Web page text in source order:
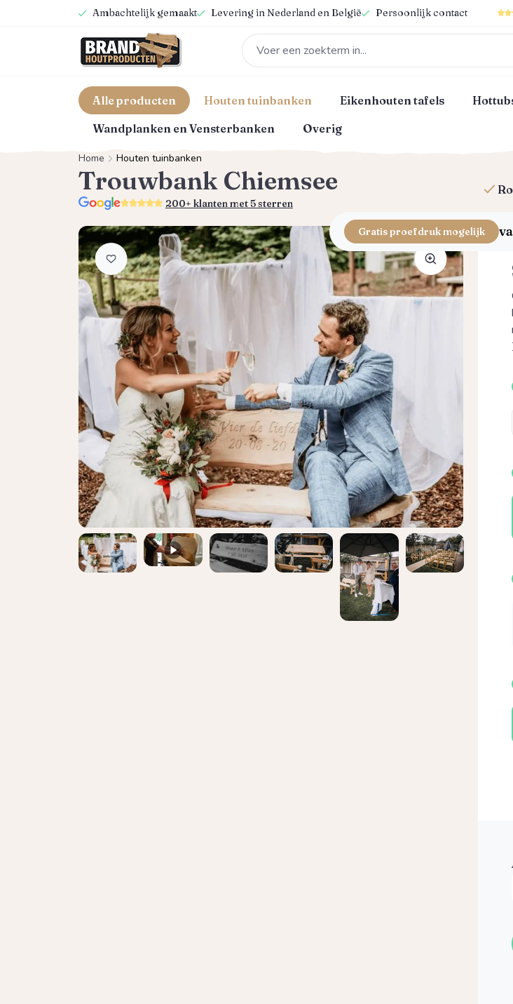
Ga naar de hoofdnavigatie
Ambachtelijk gemaakt Levering in Nederland en België Persoonlijk contact
Alle producten Houten tuinbanken Eikenhouten tafels
Wandplanken en Vensterbanken
Overig
Home Houten tuinbanken
Trouwbank Chiemsee
5.0 200+ klanten met 5 sterren
Afbeeldingengalerij overslaan Gratis proefdruk mogelijk